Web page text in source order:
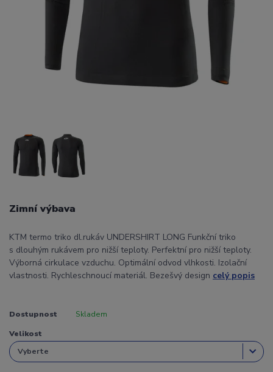
Zimní výbava
KTM termo triko dl.rukáv UNDERSHIRT LONG Funkční triko
s dlouhým rukávem pro nižší teploty. Perfektní pro nižší teploty.
Výborná cirkulace vzduchu. Optimální odvod vlhkosti. Izolační
vlastnosti. Rychleschnoucí materiál. Bezešvý design celý popis
Dostupnost Skladem
Velikost